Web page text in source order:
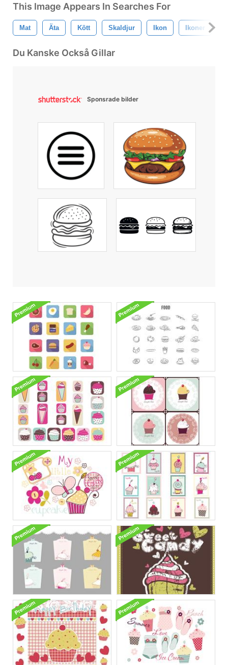
This Image Appears In Searches For
Mat Äta Kött Skaldjur Ikon Ikoner
Du Kanske Också Gillar
Sponsrade bilder